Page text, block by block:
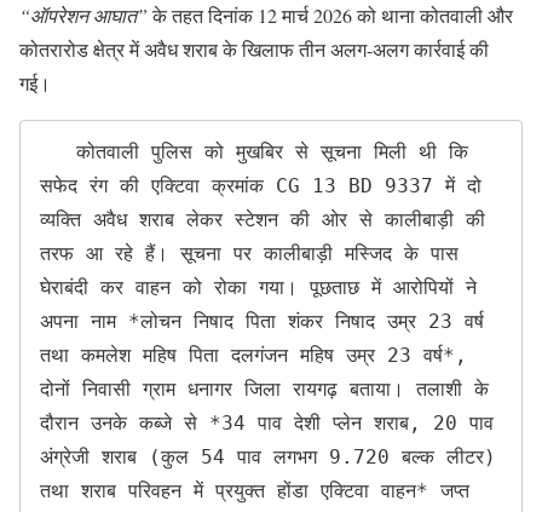
“ऑपरेशन आघात”के तहत दिनांक 12 मार्च 2026 को थाना कोतवाली और
कोतरारोड क्षेत्र में अवैध शराब के खिलाफ तीन अलग-अलग कार्रवाई की
गई।
   कोतवाली पुलिस को मुखबिर से सूचना मिली थी कि
सफेद रंग की एक्टिवा क्रमांक CG 13 BD 9337 में दो
व्यक्ति अवैध शराब लेकर स्टेशन की ओर से कालीबाड़ी की
तरफ आ रहे हैं। सूचना पर कालीबाड़ी मस्जिद के पास
घेराबंदी कर वाहन को रोका गया। पूछताछ में आरोपियों ने
अपना नाम *लोचन निषाद पिता शंकर निषाद उम्र 23 वर्ष
तथा कमलेश महिष पिता दलगंजन महिष उम्र 23 वर्ष*,
दोनों निवासी ग्राम धनागर जिला रायगढ़ बताया। तलाशी के
दौरान उनके कब्जे से *34 पाव देशी प्लेन शराब, 20 पाव
अंग्रेजी शराब (कुल 54 पाव लगभग 9.720 बल्क लीटर)
तथा शराब परिवहन में प्रयुक्त होंडा एक्टिवा वाहन* जप्त